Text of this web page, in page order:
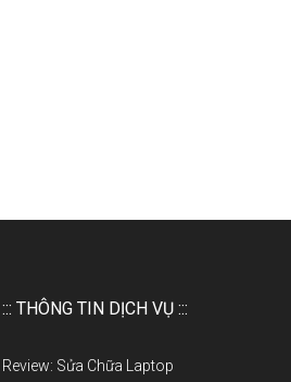
::: THÔNG TIN DỊCH VỤ :::
Review: Sửa Chữa Laptop